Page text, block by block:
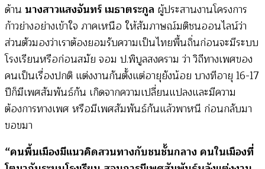
ด้าน นางสาวแสงจันทร์ เมธาตระกูล ผู้ประสานงานโครงการ
ก้าวย่างอย่างเข้าใจ ภาคเหนือ ให้สัมภาษณ์มติชนออนไลน์ว่า
ส่วนตัวมองว่าเราต้องยอมรับความเป็นไทยพื้นถิ่นก่อนจะมีระบบ
โรงเรียนหรือก่อนสมัย จอม ป.พิบูลสงคราม ว่า วิถีทางเพศของ
คนเป็นเรื่องปกติ แต่งงานกันตั้งแต่อายุยังน้อย บางทีอายุ 16-17
ปีก็มีเพศสัมพันธ์กัน เกิดจากความเปลี่ยนแปลงและมีความ
ต้องการทางเพศ หรือมีเพศสัมพันธ์กันแล้วพาหนี ก่อนกลับมา
ขอขมา
“คนพื้นเมืองมีแนวคิดสวนทางกับชนชั้นกลาง คนในเมืองที่